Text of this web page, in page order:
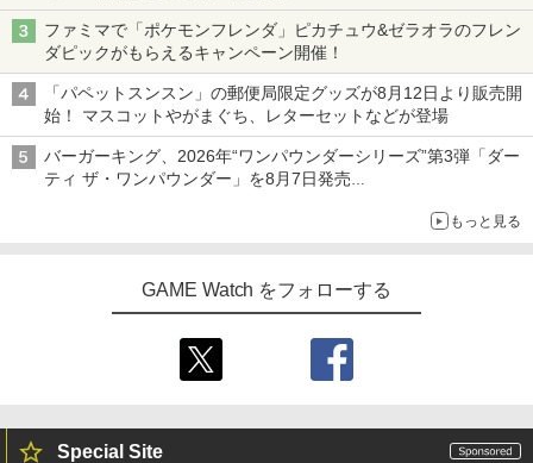
ニンテンドーeショップでは「大神 絶景版」が67%オフで990円
ファミマで「ポケモンフレンダ」ピカチュウ&ゼラオラのフレン
ダピックがもらえるキャンペーン開催！
「パペットスンスン」の郵便局限定グッズが8月12日より販売開
始！ マスコットやがまぐち、レターセットなどが登場
バーガーキング、2026年“ワンパウンダーシリーズ”第3弾「ダー
ティ ザ・ワンパウンダー」を8月7日発売
もっと見る
GAME Watch をフォローする
Special Site